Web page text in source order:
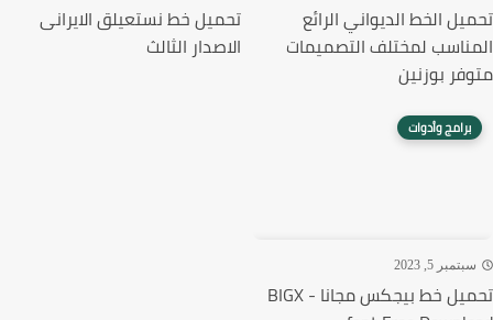
الخط الديواني الرائع
لمختلف التصميمات
بوزنين
تحميل خط نستعيلق الايرانى
الاصدار الثالث
برامج وأدوات
5, 2023
تحميل خط بيجكس مجانا - BIGX